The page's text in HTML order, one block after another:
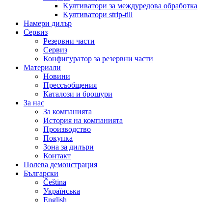
Kултиватори за междуредова обработка
Kултиватори strip-till
Намери дилър
Сервиз
Резервни части
Сервиз
Конфигуратор за резервни части
Материали
Новини
Прессъобщения
Каталози и брошури
За нас
За компанията
История на компанията
Производство
Покупка
Зона за дилъри
Контакт
Полева демонстрация
Български
Čeština
Українська
English